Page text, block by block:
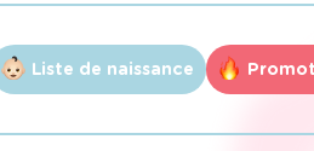
Liste de naissance